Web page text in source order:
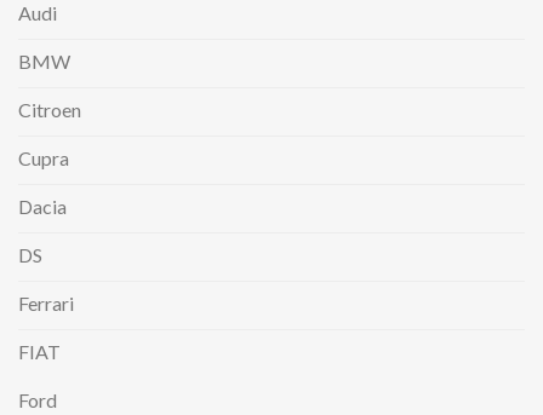
Audi
BMW
Citroen
Cupra
Dacia
DS
Ferrari
FIAT
Ford